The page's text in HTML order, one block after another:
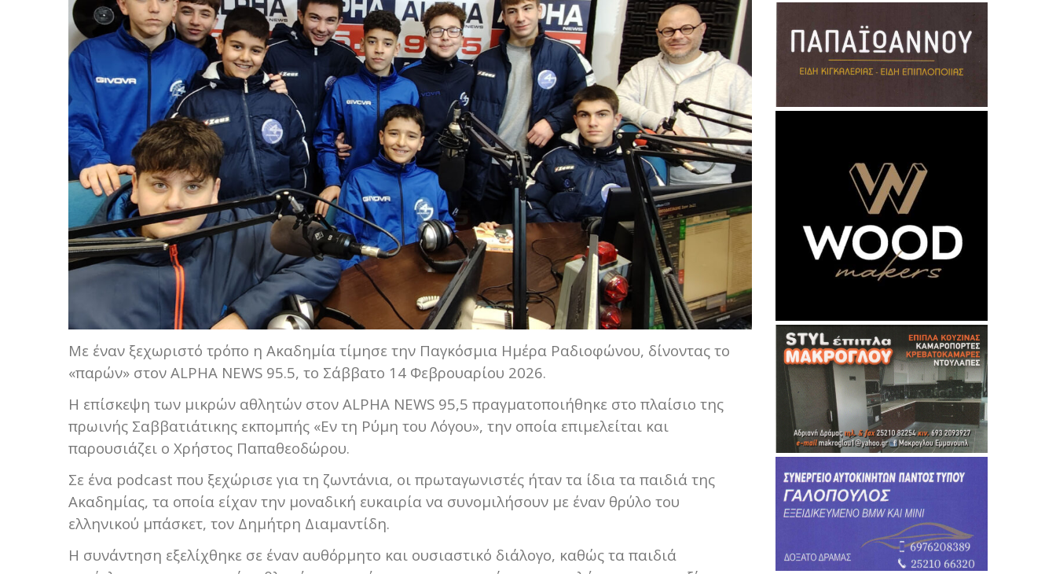
Με έναν ξεχωριστό τρόπο η Ακαδημία τίμησε την Παγκόσμια Ημέρα Ραδιοφώνου, δίνοντας το
«παρών» στον ALPHA NEWS 95.5, το Σάββατο 14 Φεβρουαρίου 2026.
Η επίσκεψη των μικρών αθλητών στον ALPHA NEWS 95,5 πραγματοποιήθηκε στο πλαίσιο της
πρωινής Σαββατιάτικης εκπομπής «Εν τη Ρύμη του Λόγου», την οποία επιμελείται και
παρουσιάζει ο Χρήστος Παπαθεοδώρου.
Σε ένα podcast που ξεχώρισε για τη ζωντάνια, οι πρωταγωνιστές ήταν τα ίδια τα παιδιά της
Ακαδημίας, τα οποία είχαν την μοναδική ευκαιρία να συνομιλήσουν με έναν θρύλο του
ελληνικού μπάσκετ, τον Δημήτρη Διαμαντίδη.
Η συνάντηση εξελίχθηκε σε έναν αυθόρμητο και ουσιαστικό διάλογο, καθώς τα παιδιά